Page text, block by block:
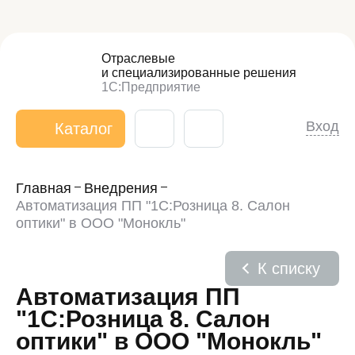
Отраслевые
и специализированные решения
1С:Предприятие
Каталог Вход
Главная
Внедрения
Автоматизация ПП "1С:Розница 8. Салон
оптики" в ООО "Монокль"
Автоматизация ПП
"1С:Розница 8. Салон
оптики" в ООО "Монокль"
К списку